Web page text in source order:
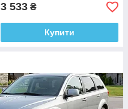
3 533 ₴
Купити